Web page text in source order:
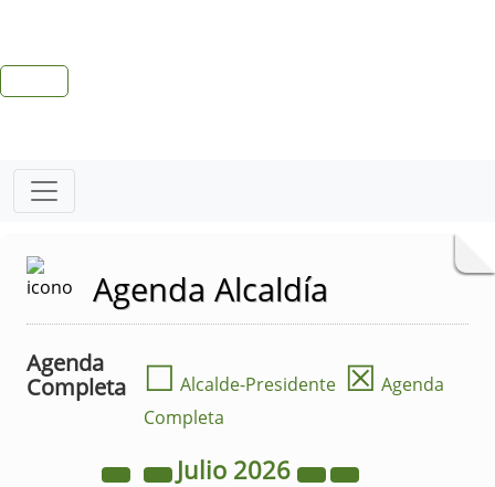
Agenda Alcaldía
Agenda
Completa
☐ Alcalde-Presidente ☒ Agenda
Completa
Julio 2026